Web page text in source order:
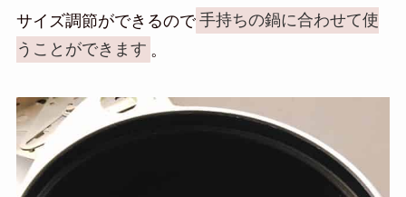
サイズ調節ができるので 手持ちの鍋に合わせて使
うことができます 。